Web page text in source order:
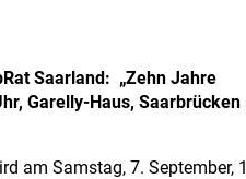
Saarland: „Zehn Jahre
Garelly-Haus,
am Samstag, 7. September,